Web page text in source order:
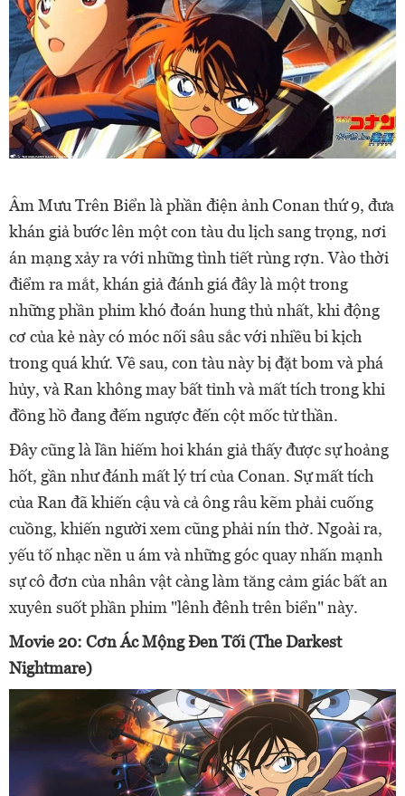
Âm Mưu Trên Biển là phần điện ảnh Conan thứ 9, đưa
khán giả bước lên một con tàu du lịch sang trọng, nơi
án mạng xảy ra với những tình tiết rùng rợn. Vào thời
điểm ra mắt, khán giả đánh giá đây là một trong
những phần phim khó đoán hung thủ nhất, khi động
cơ của kẻ này có móc nối sâu sắc với nhiều bi kịch
trong quá khứ. Về sau, con tàu này bị đặt bom và phá
hủy, và Ran không may bất tỉnh và mất tích trong khi
đồng hồ đang đếm ngược đến cột mốc tử thần.
Đây cũng là lần hiếm hoi khán giả thấy được sự hoảng
hốt, gần như đánh mất lý trí của Conan. Sự mất tích
của Ran đã khiến cậu và cả ông râu kẽm phải cuống
cuồng, khiến người xem cũng phải nín thở. Ngoài ra,
yếu tố nhạc nền u ám và những góc quay nhấn mạnh
sự cô đơn của nhân vật càng làm tăng cảm giác bất an
xuyên suốt phần phim "lênh đênh trên biển" này.
Movie 20: Cơn Ác Mộng Đen Tối (The Darkest
Nightmare)